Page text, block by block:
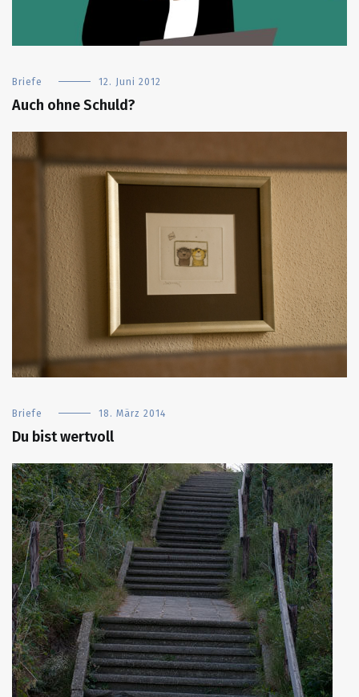
Briefe 12. Juni 2012
Auch ohne Schuld?
Briefe 18. März 2014
Du bist wertvoll